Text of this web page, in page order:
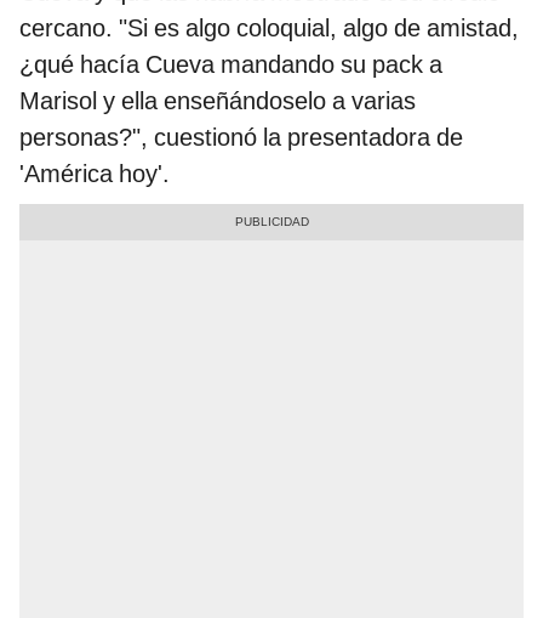
cercano. "Si es algo coloquial, algo de amistad,
¿qué hacía Cueva mandando su pack a
Marisol y ella enseñándoselo a varias
personas?", cuestionó la presentadora de
'América hoy'.